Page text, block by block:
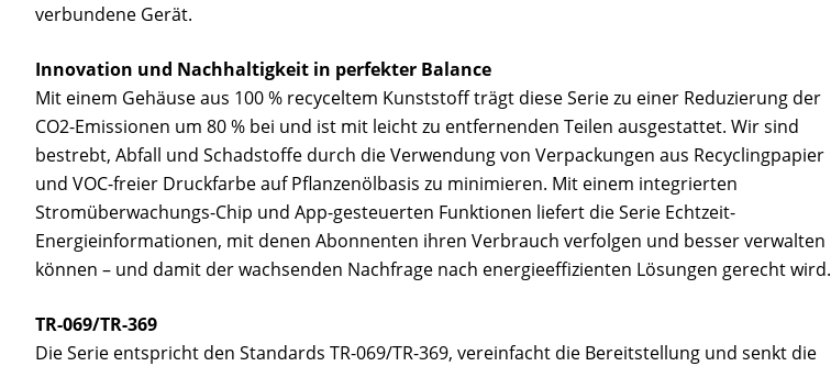
verbundene Gerät.
Innovation und Nachhaltigkeit in perfekter Balance
Mit einem Gehäuse aus 100 % recyceltem Kunststoff trägt diese Serie zu einer Reduzierung der
CO2-Emissionen um 80 % bei und ist mit leicht zu entfernenden Teilen ausgestattet. Wir sind
bestrebt, Abfall und Schadstoffe durch die Verwendung von Verpackungen aus Recyclingpapier
und VOC-freier Druckfarbe auf Pflanzenölbasis zu minimieren. Mit einem integrierten
Stromüberwachungs-Chip und App-gesteuerten Funktionen liefert die Serie Echtzeit-
Energieinformationen, mit denen Abonnenten ihren Verbrauch verfolgen und besser verwalten
können – und damit der wachsenden Nachfrage nach energieeffizienten Lösungen gerecht wird.
TR-069/TR-369
Die Serie entspricht den Standards TR-069/TR-369, vereinfacht die Bereitstellung und senkt die